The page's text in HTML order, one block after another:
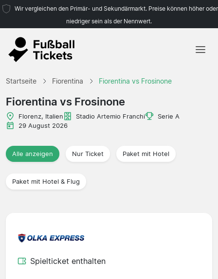
Wir vergleichen den Primär- und Sekundärmarkt. Preise können höher oder
niedriger sein als der Nennwert.
Startseite Fiorentina Fiorentina vs Frosinone
Fiorentina vs Frosinone
Florenz, Italien Stadio Artemio Franchi
Serie A
29 August 2026
Alle anzeigen Nur Ticket Paket mit Hotel
Paket mit Hotel & Flug
Spielticket enthalten